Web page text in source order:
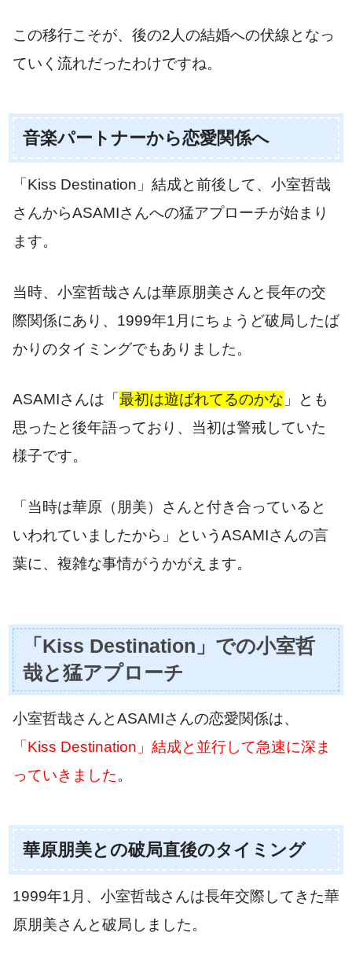
この移行こそが、後の2人の結婚への伏線となっ
ていく流れだったわけですね。
音楽パートナーから恋愛関係へ
「Kiss Destination」結成と前後して、小室哲哉
さんからASAMIさんへの猛アプローチが始まり
ます。
当時、小室哲哉さんは華原朋美さんと長年の交
際関係にあり、1999年1月にちょうど破局したば
かりのタイミングでもありました。
ASAMIさんは「 最初は遊ばれてるのかな 」とも
思ったと後年語っており、当初は警戒していた
様子です。
「当時は華原（朋美）さんと付き合っていると
いわれていましたから」というASAMIさんの言
葉に、複雑な事情がうかがえます。
「Kiss Destination」での小室哲
哉と猛アプローチ
小室哲哉さんとASAMIさんの恋愛関係は、
「Kiss Destination」結成と並行して急速に深ま
っていきました。
華原朋美との破局直後のタイミング
1999年1月、小室哲哉さんは長年交際してきた華
原朋美さんと破局しました。